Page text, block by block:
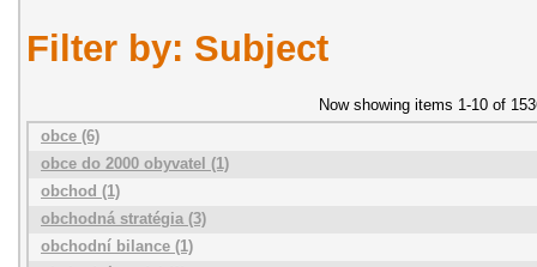
Filter by: Subject
Now showing items 1-10 of
obce (6)
obce do 2000 obyvatel (1)
obchod (1)
obchodná stratégia (3)
obchodní bilance (1)